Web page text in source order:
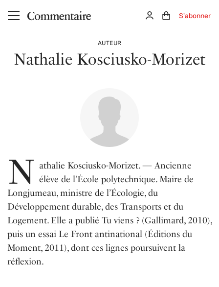
Aller au contenu principal ConnexionPanier (0)
S'abonner
AUTEUR
Nathalie Kosciusko-Morizet
N athalie Kosciusko-Morizet. — Ancienne
élève de l’École polytechnique. Maire de
Longjumeau, ministre de l’Écologie, du
Développement durable, des Transports et du
Logement. Elle a publié Tu viens ? (Gallimard, 2010),
puis un essai Le Front antinational (Éditions du
Moment, 2011), dont ces lignes poursuivent la
réflexion.